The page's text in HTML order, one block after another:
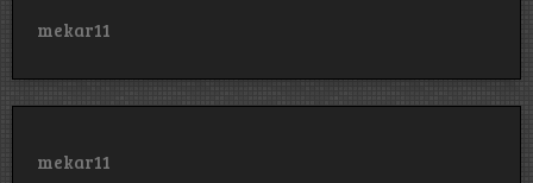
mekar11
mekar11